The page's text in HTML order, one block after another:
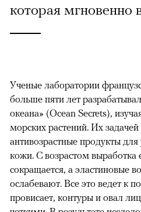
которая мгновенно
Ученые лаборатории
больше пяти лет
океана» (Ocean Secrets),
морских растений. Их
антивозрастные продукты для
кожи. С возрастом выработка
сокращается, а эластиновые
ослабевают. Все это ведет к
провисает, контуры и овал